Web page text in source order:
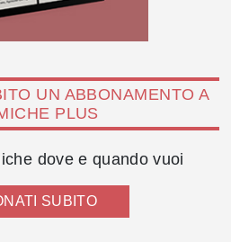
UN ABBONAMENTO A
PLUS
dove e quando vuoi
SUBITO